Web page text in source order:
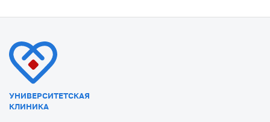
УНИВЕРСИТЕТСКАЯ
КЛИНИКА